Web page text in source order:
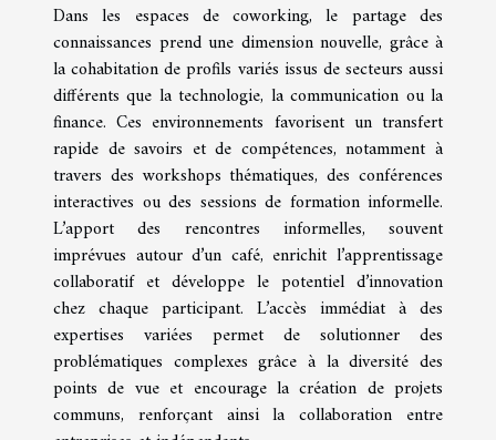
Dans les espaces de coworking, le partage des
connaissances prend une dimension nouvelle, grâce à
la cohabitation de profils variés issus de secteurs aussi
différents que la technologie, la communication ou la
finance. Ces environnements favorisent un transfert
rapide de savoirs et de compétences, notamment à
travers des workshops thématiques, des conférences
interactives ou des sessions de formation informelle.
L’apport des rencontres informelles, souvent
imprévues autour d’un café, enrichit l’apprentissage
collaboratif et développe le potentiel d’innovation
chez chaque participant. L’accès immédiat à des
expertises variées permet de solutionner des
problématiques complexes grâce à la diversité des
points de vue et encourage la création de projets
communs, renforçant ainsi la collaboration entre